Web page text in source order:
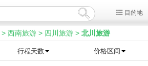
目的地
> 西南旅游 > 四川旅游 > 北川旅游
行程天数 价格区间